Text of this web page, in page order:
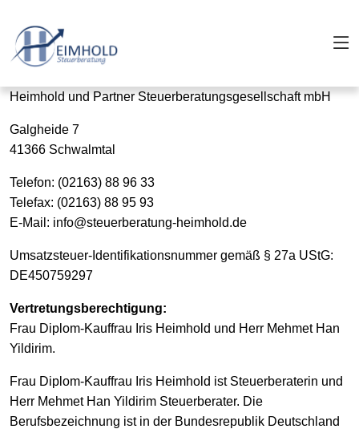
Heimhold und Partner Steuerberatungsgesellschaft mbH
Galgheide 7
41366 Schwalmtal
Telefon: (02163) 88 96 33
Telefax: (02163) 88 95 93
E-Mail: info@steuerberatung-heimhold.de
Umsatzsteuer-Identifikationsnummer gemäß § 27a UStG:
DE450759297
Vertretungsberechtigung:
Frau Diplom-Kauffrau Iris Heimhold und Herr Mehmet Han
Yildirim.
Frau Diplom-Kauffrau Iris Heimhold ist Steuerberaterin und
Herr Mehmet Han Yildirim Steuerberater. Die
Berufsbezeichnung ist in der Bundesrepublik Deutschland